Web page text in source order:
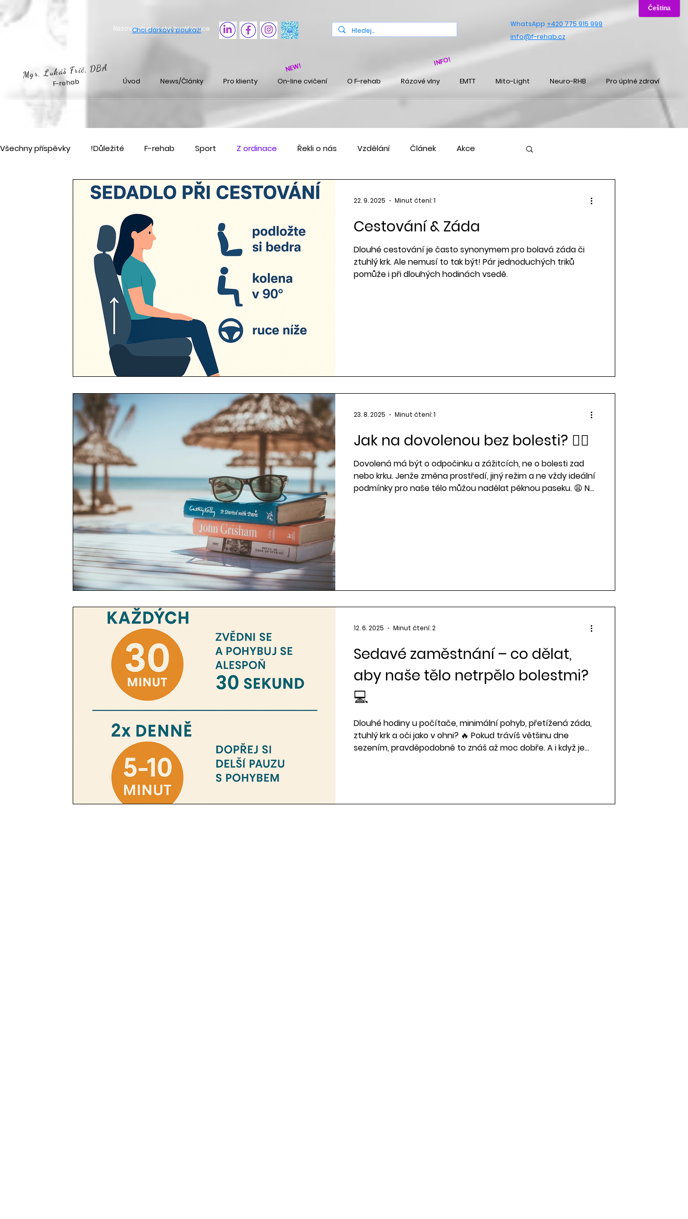
Rázová vlna české budějovice
Chci dárkový poukaz!
WhatsApp +420 775 915 999
info@f-rehab.cz
Mgr. Lukáš Frič, DBA
F-rehab
INFO!
NEW!
Úvod News/Články Pro klienty On-line cvičení O F-rehab Rázové vlny EMTT Mito-Light Neuro-RHB Pro úplné zdraví
Všechny příspěvky !Důležité F-rehab Sport Z ordinace Řekli o nás Vzdělání Článek Akce
Cestování & Záda
Dlouhé cestování je často synonymem pro bolavá záda či
ztuhlý krk. Ale nemusí to tak být! Pár jednoduchých triků
pomůže i při dlouhých hodinách vsedě.
22. 9. 2025 Minut čtení: 1
Jak na dovolenou bez bolesti? 🏄‍♀️
Dovolená má být o odpočinku a zážitcích, ne o bolesti zad
nebo krku. Jenže změna prostředí, jiný režim a ne vždy ideální
podmínky pro naše tělo můžou nadělat pěknou paseku. 😩 Na
23. 8. 2025 Minut čtení: 1
Sedavé zaměstnání – co dělat,
aby naše tělo netrpělo bolestmi?
💻
Dlouhé hodiny u počítače, minimální pohyb, přetížená záda,
ztuhlý krk a oči jako v ohni? 🔥 Pokud trávíš většinu dne
sezením, pravděpodobně to znáš až moc dobře. A i když je
12. 6. 2025 Minut čtení: 2